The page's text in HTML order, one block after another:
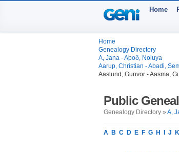
Home
Home
Genealogy Directory
A, Jana - Aþoð, Noiuya
Aarup, Christian - Abadi,
Aaslund, Gunvor - Aasma,
Public
Genealogy Directory » A,
A B C D E F G H J K